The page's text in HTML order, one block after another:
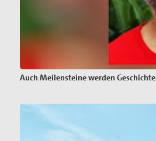
Auch Meilensteine werden Geschichte